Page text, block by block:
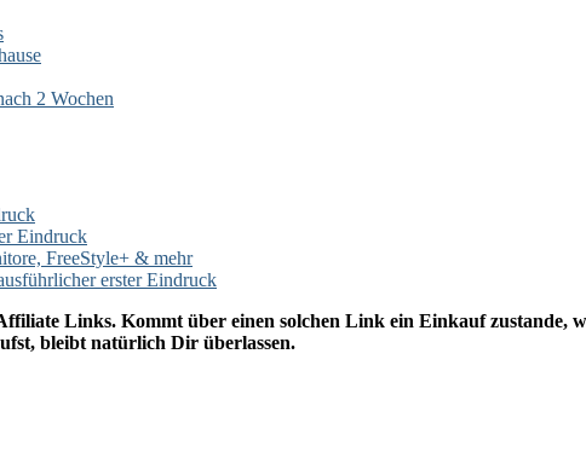
2 Wochen
Eindruck
FreeStyle+ & mehr
erster Eindruck
Links. Kommt über einen solchen Link ein Einkauf zustande,
bleibt natürlich Dir überlassen.